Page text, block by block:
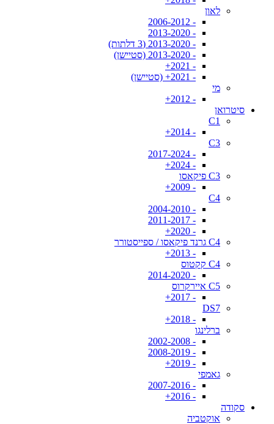
לאון
- 2006-2012
- 2013-2020
- 2013-2020 (3 דלתות)
- 2013-2020 (סטיישן)
- 2021+
- 2021+ (סטיישן)
מי
- 2012+
סיטרואן
C1
- 2014+
C3
- 2017-2024
- 2024+
C3 פיקאסו
- 2009+
C4
- 2004-2010
- 2011-2017
- 2020+
C4 גרנד פיקאסו / ספייסטורר
- 2013+
C4 קקטוס
- 2014-2020
C5 איירקרוס
- 2017+
DS7
- 2018+
ברלינגו
- 2002-2008
- 2008-2019
- 2019+
גאמפי
- 2007-2016
- 2016+
סקודה
אוקטביה